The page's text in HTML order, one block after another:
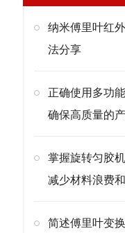
纳米傅里叶红
法分享
正确使用多功
确保高质量的
掌握旋转匀胶
减少材料浪费
简述傅里叶变